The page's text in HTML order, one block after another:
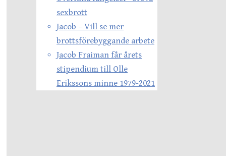
sexbrott
Jacob – Vill se mer
brottsförebyggande arbete
Jacob Fraiman får årets
stipendium till Olle
Erikssons minne 1979-2021